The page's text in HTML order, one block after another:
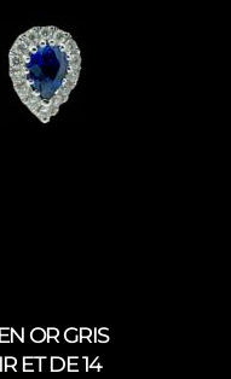
OR GRIS
ET DE 14